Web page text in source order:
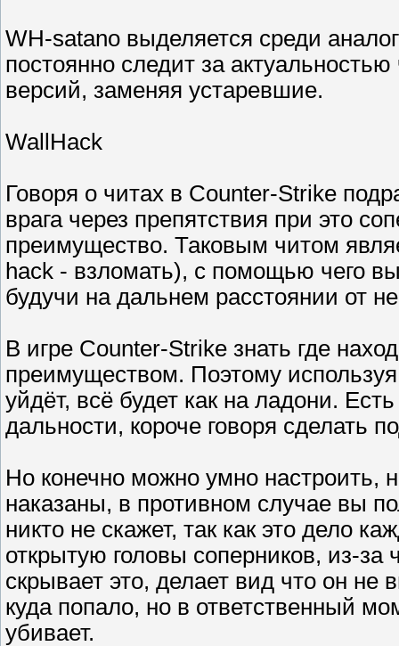
WH-satano выделяется среди
постоянно следит за
версий, заменяя устаревшие.
WallHack
Говоря о читах в Counter-Strike
врага через препятствия при это
преимущество. Таковым читом
hack - взломать), с помощью чего
будучи на дальнем расстоянии от
В игре Counter-Strike знать где
преимуществом. Поэтому
уйдёт, всё будет как на ладони.
дальности, короче говоря сделать
Но конечно можно умно настроить,
наказаны, в противном случае вы
никто не скажет, так как это дело
открытую головы соперников, из-за
скрывает это, делает вид что он не
куда попало, но в ответственный
убивает.